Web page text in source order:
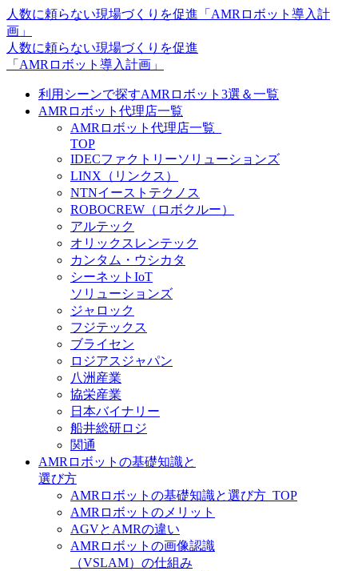
人数に頼らない現場づくりを促進「AMRロボット導入計
画」
⼈数に頼らない現場づくりを促進
「AMRロボット導⼊計画」
利用シーンで探すAMRロボット3選＆一覧
AMRロボット代理店一覧
AMRロボット代理店一覧_
TOP
IDECファクトリーソリューションズ
LINX（リンクス）
NTNイーストテクノス
ROBOCREW（ロボクルー）
アルテック
オリックスレンテック
カンタム・ウシカタ
シーネットIoT
ソリューションズ
ジャロック
フジテックス
ブライセン
ロジアスジャパン
八洲産業
協栄産業
日本バイナリー
船井総研ロジ
関通
AMRロボットの基礎知識と
選び方
AMRロボットの基礎知識と選び方_TOP
AMRロボットのメリット
AGVとAMRの違い
AMRロボットの画像認識
（VSLAM）の仕組み